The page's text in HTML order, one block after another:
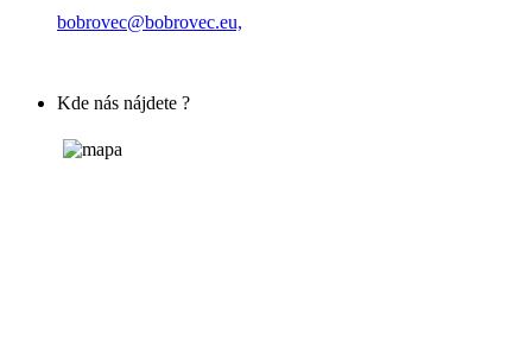
bobrovec@bobrovec.eu,
Kde nás nájdete ?